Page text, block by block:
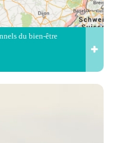
du bien-être